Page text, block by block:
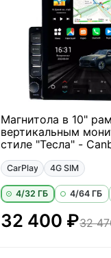
Магнитола в 10"
вертикальным
стиле "Тесла" -
CarPlay 4G SIM
4/32 ГБ 4/64 ГБ
32 400 ₽32